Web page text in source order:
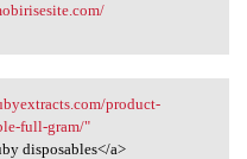
rubyextracts
product-
full-gram/"
disposables</a>